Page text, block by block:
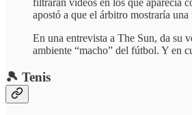
filtraran videos en los que aparecía
apostó a que el árbitro mostraría
En una entrevista a The Sun, da su
ambiente “macho” del fútbol. Y en
🎾 Tenis